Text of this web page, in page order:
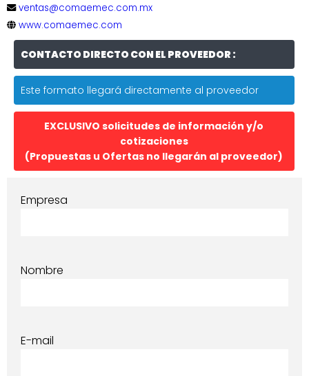
ventas@comaemec.com.mx
www.comaemec.com
CONTACTO DIRECTO CON EL PROVEEDOR :
Este formato llegará directamente al proveedor
EXCLUSIVO solicitudes de información y/o
cotizaciones
(Propuestas u Ofertas no llegarán al proveedor)
Empresa
Nombre
E-mail